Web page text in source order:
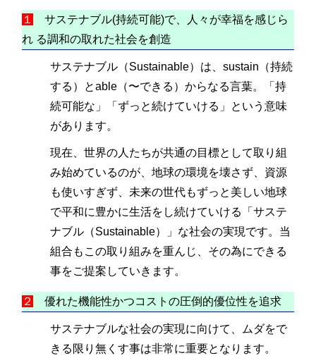
１
サステナブル(持続可能)で、人々が幸福を感じら
れ る調和の取れた社会を創造
サステナブル（Sustainable）は、sustain（持続
する）とable（〜できる）からなる言葉。「持
続可能な」「ずっと続けていける」という意味
があります。
現在、世界の人たちが共通の目標として取り組
み始めているのが、地球の環境を壊さず、資源
も使いすぎず、未来の世代もずっと美しい地球
で平和に豊かに生活をし続けていける「サステ
ナブル（Sustainable）」な社会の実現です。当
組合もこの取り組みを重んじ、その為にできる
事をご提案していきます。
２ 優れた機能性かつコストの圧倒的優位性を追求
サステナブルな社会の実現に向けて、ムダをで
きる限り無くす事は非常に重要となります。